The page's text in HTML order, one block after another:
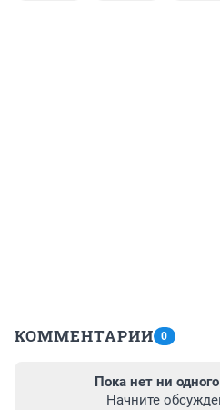
КОММЕНТАРИИ 0
Пока нет ни
Начните